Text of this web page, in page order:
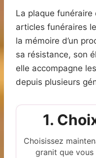
La plaque funéraire
articles funéraires
la mémoire d’un
sa résistance, son
elle accompagne
depuis plusieurs
1.
Choisissez
granit que vous